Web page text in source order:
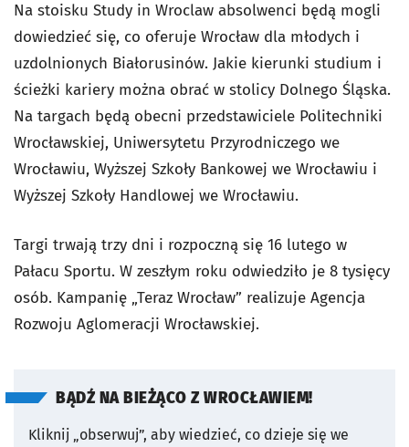
Na stoisku Study in Wroclaw absolwenci będą mogli
dowiedzieć się, co oferuje Wrocław dla młodych i
uzdolnionych Białorusinów. Jakie kierunki studium i
ścieżki kariery można obrać w stolicy Dolnego Śląska.
Na targach będą obecni przedstawiciele Politechniki
Wrocławskiej, Uniwersytetu Przyrodniczego we
Wrocławiu, Wyższej Szkoły Bankowej we Wrocławiu i
Wyższej Szkoły Handlowej we Wrocławiu.
Targi trwają trzy dni i rozpoczną się 16 lutego w
Pałacu Sportu. W zeszłym roku odwiedziło je 8 tysięcy
osób. Kampanię „Teraz Wrocław” realizuje Agencja
Rozwoju Aglomeracji Wrocławskiej.
BĄDŹ NA BIEŻĄCO Z WROCŁAWIEM!
Kliknij „obserwuj”, aby wiedzieć, co dzieje się we